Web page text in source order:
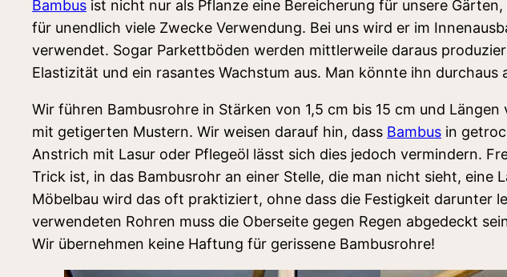
Bambus ist nicht nur als Pflanze eine Bereicherung für unsere
für unendlich viele Zwecke Verwendung. Bei uns wird er im
verwendet. Sogar Parkettböden werden mittlerweile daraus
Elastizität und ein rasantes Wachstum aus. Man könnte ihn
Wir führen Bambusrohre in Stärken von 1,5 cm bis 15 cm und
mit getigerten Mustern. Wir weisen darauf hin, dass Bambus in
Anstrich mit Lasur oder Pflegeöl lässt sich dies jedoch vermindern.
Trick ist, in das Bambusrohr an einer Stelle, die man nicht sieht, eine
Möbelbau wird das oft praktiziert, ohne dass die Festigkeit darunter
verwendeten Rohren muss die Oberseite gegen Regen abgedeckt
Wir übernehmen keine Haftung für gerissene Bambusrohre!